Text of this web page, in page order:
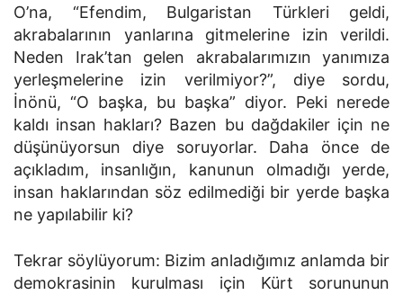
O’na, “Efendim, Bulgaristan Türkleri geldi,
akrabalarının yanlarına gitmelerine izin verildi.
Neden Irak’tan gelen akrabalarımızın yanımıza
yerleşmelerine izin verilmiyor?”, diye sordu,
İnönü, “O başka, bu başka” diyor. Peki nerede
kaldı insan hakları? Bazen bu dağdakiler için ne
düşünüyorsun diye soruyorlar. Daha önce de
açıkladım, insan­lığın, kanunun olmadığı yerde,
insan haklarından söz edilme­diği bir yerde başka
ne yapılabilir ki?
Tekrar söylüyorum: Bizim anladığımız anlamda bir
demok­rasinin kurulması için Kürt sorununun